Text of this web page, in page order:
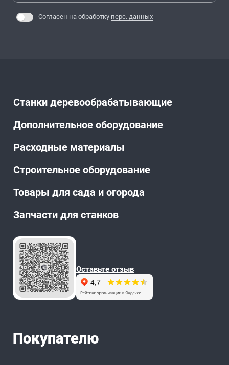
Станки деревообрабатывающие
Дополнительное оборудование
Расходные материалы
Строительное оборудование
Товары для сада и огорода
Запчасти для станков
Оставьте отзыв
Согласен на обработку перс. данных
Покупателю